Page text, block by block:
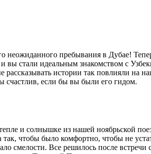
пребывания в Дубае!
и вы стали идеальным знакомством с
истории так повлияли на
если бы вы были его гидом.
и солнышке из нашей ноябрьской
чтобы было комфортно, чтобы не
смелости. Все решилось после